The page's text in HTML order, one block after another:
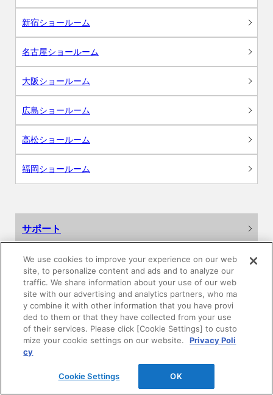
新宿ショールーム
名古屋ショールーム
大阪ショールーム
広島ショールーム
高松ショールーム
福岡ショールーム
サポート
よくあるご質問
カタログ閲覧・資料請求
各種データダウンロード
WEB見積・各種シミュレーション
交換用部品の購入
We use cookies to improve your experience on our web
site, to personalize content and ads and to analyze our
traffic. We share information about your use of our web
site with our advertising and analytics partners, who ma
y combine it with other information that you have provi
ded to them or that they have collected from your use
of their services. Please click [Cookie Settings] to custo
mize your cookie settings on our website.
Privacy Poli
cy
Cookie Settings OK